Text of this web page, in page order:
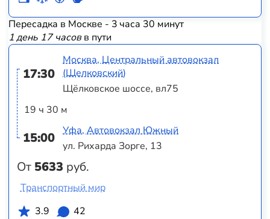
Пересадка в Москве - 3 часа 30 минут
1 день 17 часовв пути
17:30
19 ч 30 м
15:00
От 5633 руб.
Москва, Центральный автовокзал
(Щелковский)
Щёлковское шоссе, вл75
Уфа, Автовокзал Южный
ул. Рихарда Зорге, 13
Транспортный мир
3.9
42